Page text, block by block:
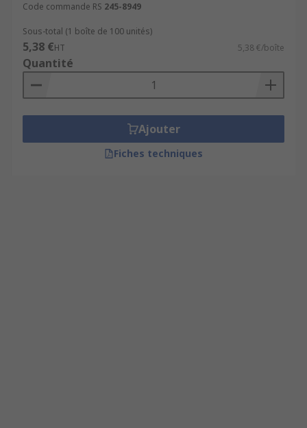
Code commande RS 245-8949
Sous-total (1 boîte de 100 unités)
5,38 €HT 5,38 €/boîte
Quantité
Ajouter
Fiches techniques